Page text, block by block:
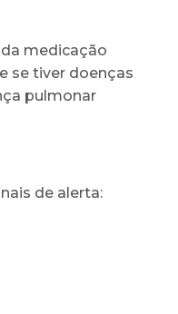
medicação
se tiver doenças
pulmonar
de alerta: